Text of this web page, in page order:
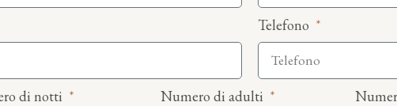
Telefono
di notti Numero di adulti